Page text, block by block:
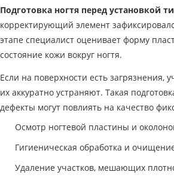
Подготовка ногтя перед установкой
корректирующий элемент
этапе специалист оценивает форму
состояние кожи вокруг ногтя.
Если на поверхности есть
их аккуратно устраняют. Такая
дефекты могут повлиять на качество
Осмотр ногтевой пластины и
Гигиеническая обработка и
Удаление участков, мешающих